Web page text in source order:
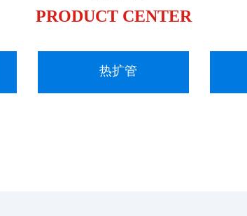
PRODUCT CENTER
热扩管